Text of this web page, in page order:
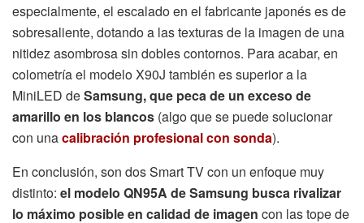
especialmente, el escalado en el fabricante japonés es de
sobresaliente, dotando a las texturas de la imagen de una
nitidez asombrosa sin dobles contornos. Para acabar, en
colometría el modelo X90J también es superior a la
MiniLED deSamsung, que peca de un exceso de
amarillo en los blancos (algo que se puede solucionar
con unacalibración profesional con sonda).
En conclusión, son dos Smart TV con un enfoque muy
distinto: el modelo QN95A de Samsung busca rivalizar
lo máximo posible en calidad de imagen con las tope de